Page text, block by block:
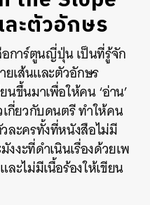
ะตัวอักษร
การ์ตูนญี่ปุ่น เป็นที่รู้จัก
ยเส้นและตัวอักษร
นขึ้นมาเพื่อให้คน ‘อ่าน’
เกี่ยวกับดนตรี ทำให้คน
ละครทั้งที่หนังสือไม่มี
งงะที่ดำเนินเรื่องด้วยเพ
ะไม่มีเนื้อร้องให้เขียน